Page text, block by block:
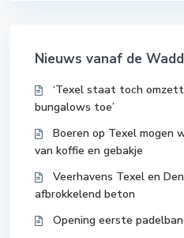
Nieuws vanaf de
‘Texel staat toch
bungalows toe’
Boeren op Texel mogen
van koffie en gebakje
Veerhavens Texel en
afbrokkelend beton
Opening eerste